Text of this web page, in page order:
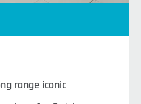
range iconic